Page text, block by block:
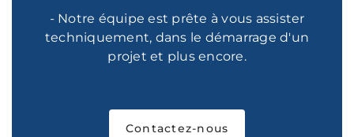
- Notre équipe est prête à vous assister
techniquement, dans le démarrage d'un
projet et plus encore.
Contactez-nous